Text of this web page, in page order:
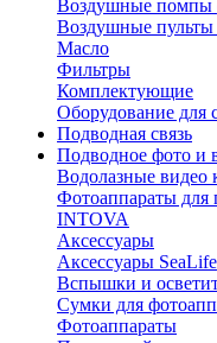
Воздушные помпы
Воздушные
Масло
Фильтры
Комплектующие
Оборудование для
Подводная связь
Подводное фото и
Водолазные видео
Фотоаппараты для
INTOVA
Аксессуары
Аксессуары SeaLife
Вспышки и
Сумки для
Фотоаппараты